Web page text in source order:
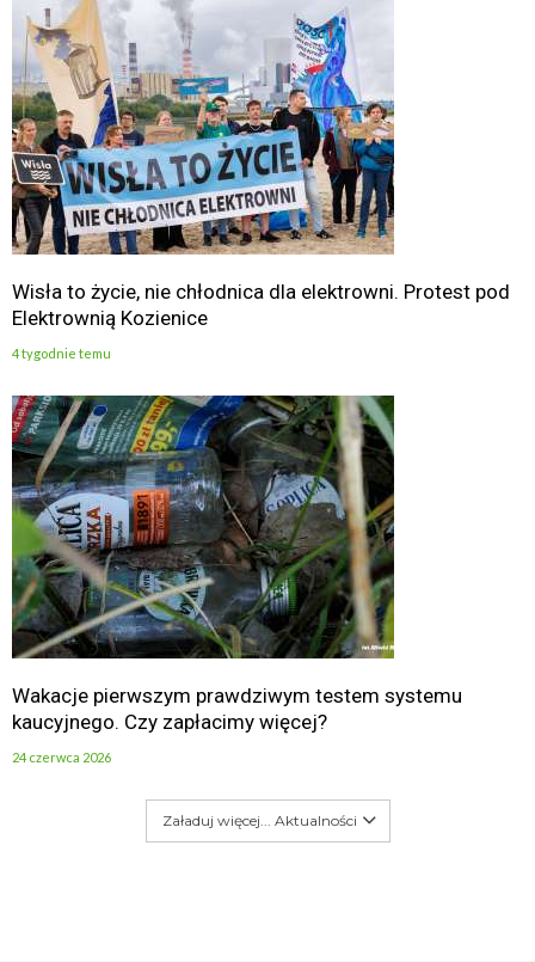
Wisła to życie, nie chłodnica dla elektrowni. Protest pod
Elektrownią Kozienice
4 tygodnie temu
Wakacje pierwszym prawdziwym testem systemu
kaucyjnego. Czy zapłacimy więcej?
24 czerwca 2026
Załaduj więcej... Aktualności